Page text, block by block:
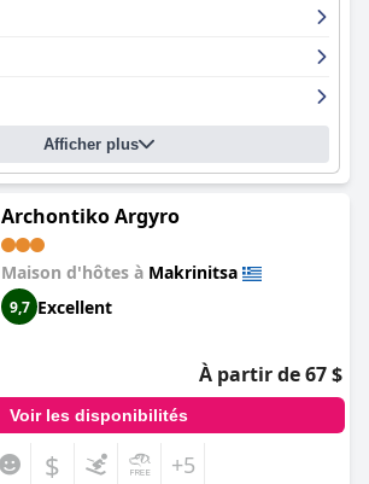
Afficher plus
Archontiko Argyro
Maison d'hôtes à Makrinitsa
9,7 Excellent
À partir de 67 $
Voir les disponibilités
$ +5